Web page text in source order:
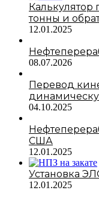
Калькулятор
тонны и
12.01.2025
08.07.2026
Перевод
04.10.2025
США
12.01.2025
Установка
12.01.2025